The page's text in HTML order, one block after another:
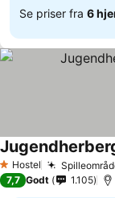
Se priser fra 6
1 Stjerner
Hostel
7,7 Godt 1.105